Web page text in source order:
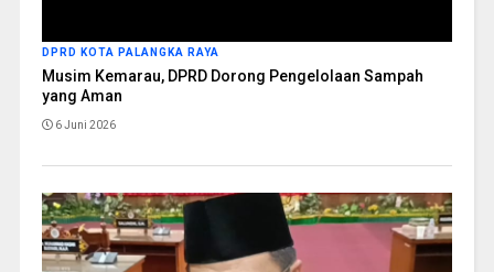
DPRD KOTA PALANGKA RAYA
Musim Kemarau, DPRD Dorong Pengelolaan Sampah
yang Aman
6 Juni 2026